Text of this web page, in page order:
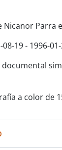
Nicanor Parra
08-19 - 1996-
documental
a color de